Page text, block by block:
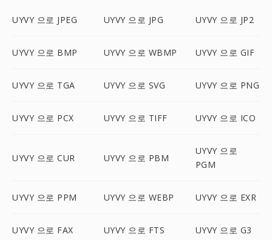
UYVY 으로 JPEG UYVY 으로 JPG UYVY 으로 JP2
UYVY 으로 BMP UYVY 으로 WBMP UYVY 으로 GIF
UYVY 으로 TGA UYVY 으로 SVG UYVY 으로 PNG
UYVY 으로 PCX UYVY 으로 TIFF UYVY 으로 ICO
UYVY 으로 CUR UYVY 으로 PBM
UYVY 으로
PGM
UYVY 으로 PPM UYVY 으로 WEBP UYVY 으로 EXR
UYVY 으로 FAX UYVY 으로 FTS UYVY 으로 G3